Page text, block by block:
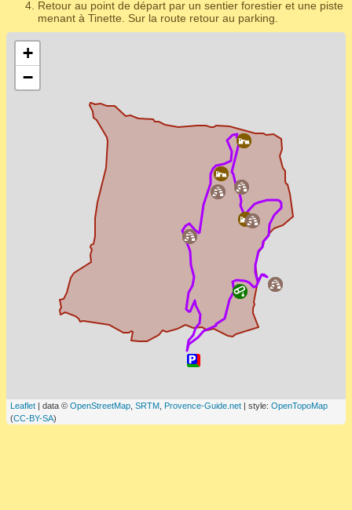
Retour au point de départ par un sentier forestier et une piste
menant à Tinette. Sur la route retour au parking.
+
−
Leaflet | data © OpenStreetMap SRTM Provence-Guide.net | style: OpenTopoMap
(CC-BY-SA)